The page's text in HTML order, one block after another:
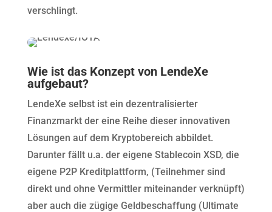
verschlingt.
Wie ist das Konzept von LendeXe
aufgebaut?
LendeXe selbst ist ein dezentralisierter
Finanzmarkt der eine Reihe dieser innovativen
Lösungen auf dem Kryptobereich abbildet.
Darunter fällt u.a. der eigene Stablecoin XSD, die
eigene P2P Kreditplattform, (Teilnehmer sind
direkt und ohne Vermittler miteinander verknüpft)
aber auch die zügige Geldbeschaffung (Ultimate